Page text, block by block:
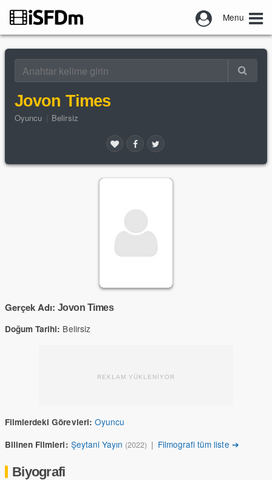
Menu
Jovon Times
Oyuncu Belirsiz
Gerçek Adı: Jovon Times
Doğum Tarihi: Belirsiz
REKLAM YÜKLENİYOR
Filmlerdeki Görevleri: Oyuncu
Bilinen Filmleri: Şeytani Yayın (2022) | Filmografi tüm liste ➔
Biyografi